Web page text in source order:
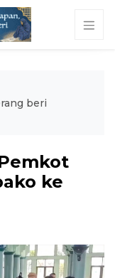
beri
ke